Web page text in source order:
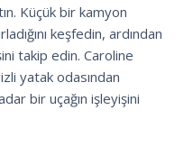
Küçük bir kamyon
keşfedin, ardından
takip edin. Caroline
yatak odasından
bir uçağın işleyişini